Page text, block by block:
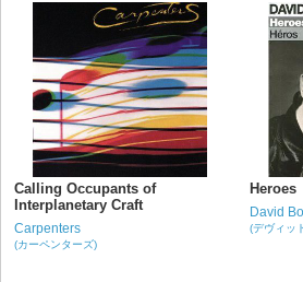
Calling Occupants of
Interplanetary Craft
Carpenters
(カーペンターズ)
Heroes
David
(デヴィッ